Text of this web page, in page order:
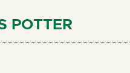
PERCORSI
POTTER